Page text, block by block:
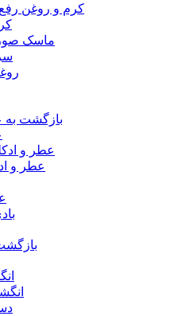
کرم و روغن
ماسک
بازگشت به
عطر و
عطر و